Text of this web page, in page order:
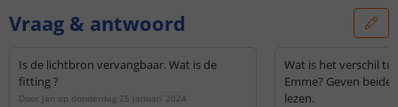
Vraag & antwoord
Is de lichtbron vervangbaar. Wat is de
fitting ?
Door Jan op donderdag 25 januari 2024
Wat is het verschil
Emme? Geven
lezen.